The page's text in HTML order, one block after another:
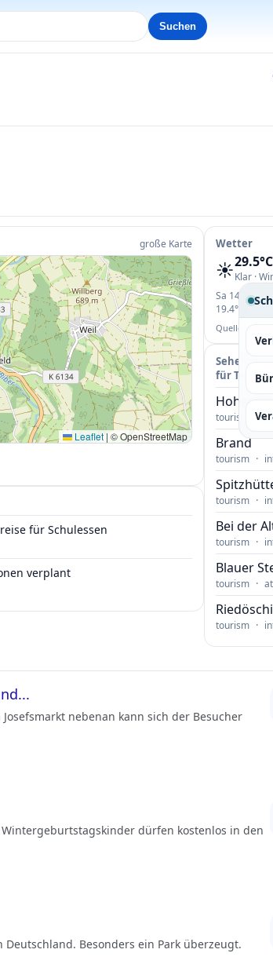
Suchen
große Karte
Leaflet | © OpenStreetMap
für Schulessen
verplant
Wetter
☀️29.5°C
Klar ·
Sa 14.8°/
19.4°/31.7°
Quelle: Open-
für Tengen
Hoher Rain
tourism ·
Brand
tourism ·
tourism ·
Bei der
tourism ·
Blauer
tourism ·
tourism ·
nebenan kann sich der Besucher
dürfen kostenlos in den
Besonders ein Park überzeugt.